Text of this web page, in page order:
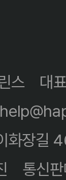
스
대
화장길
통신